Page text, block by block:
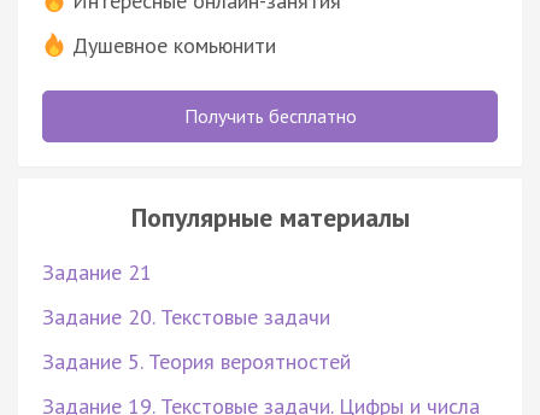
Душевное комьюнити
Получить бесплатно
Популярные материалы
Задание 21
Задание 20. Текстовые задачи
Задание 5. Теория вероятностей
Задание 19. Текстовые задачи. Цифры и числа